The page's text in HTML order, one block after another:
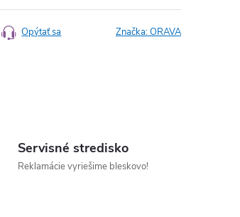
Opýtať sa Značka:ORAVA
Servisné stredisko
Reklamácie vyriešime bleskovo!